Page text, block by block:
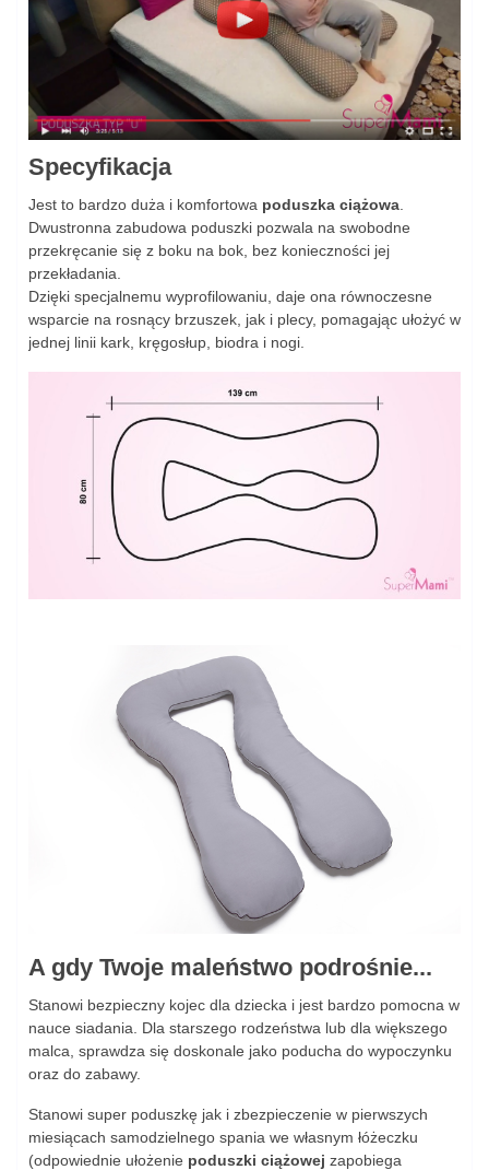
Specyfikacja
Jest to bardzo duża i komfortowa poduszka ciążowa.
Dwustronna zabudowa poduszki pozwala na swobodne
przekręcanie się z boku na bok, bez konieczności jej
przekładania.
Dzięki specjalnemu wyprofilowaniu, daje ona równoczesne
wsparcie na rosnący brzuszek, jak i plecy, pomagając ułożyć w
jednej linii kark, kręgosłup, biodra i nogi.
A gdy Twoje maleństwo podrośnie...
Stanowi bezpieczny kojec dla dziecka i jest bardzo pomocna w
nauce siadania. Dla starszego rodzeństwa lub dla większego
malca, sprawdza się doskonale jako poducha do wypoczynku
oraz do zabawy.
Stanowi super poduszkę jak i zbezpieczenie w pierwszych
miesiącach samodzielnego spania we własnym łóżeczku
(odpowiednie ułożenie poduszki ciążowej zapobiega